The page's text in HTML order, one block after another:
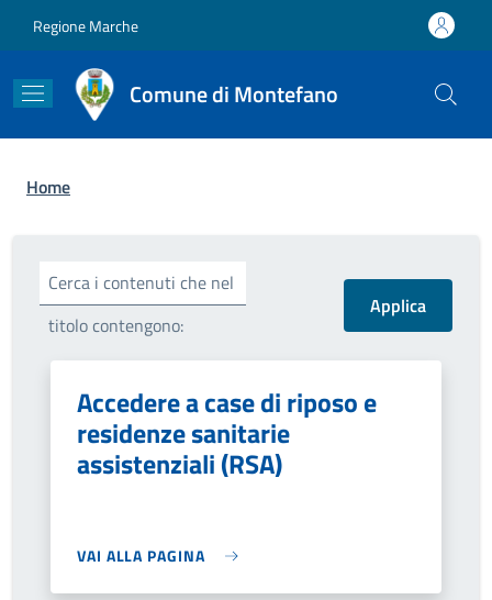
Regione Marche
Comune di Montefano
Briciole di pane
Home
Cerca i contenuti che nel
titolo contengono:
Accedere a case di riposo e
residenze sanitarie
assistenziali (RSA)
VAI ALLA PAGINA